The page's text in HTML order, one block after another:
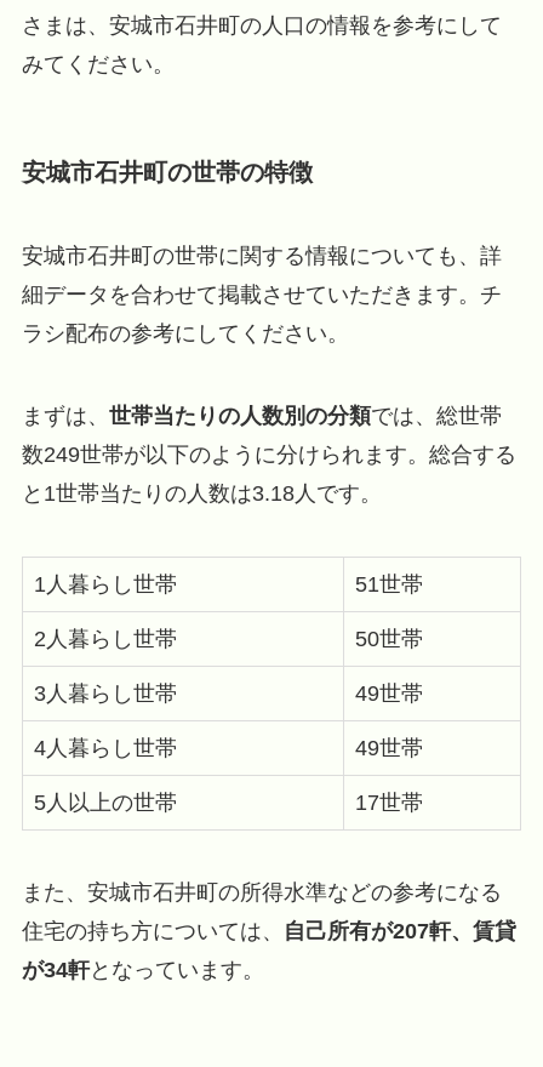
さまは、安城市石井町の人口の情報を参考にして
みてください。
安城市石井町の世帯の特徴
安城市石井町の世帯に関する情報についても、詳
細データを合わせて掲載させていただきます。チ
ラシ配布の参考にしてください。
まずは、 世帯当たりの人数別の分類では、総世帯
数249世帯が以下のように分けられます。総合する
と1世帯当たりの人数は3.18人です。
1人暮らし世帯 51世帯
2人暮らし世帯 50世帯
3人暮らし世帯 49世帯
4人暮らし世帯 49世帯
5人以上の世帯 17世帯
また、安城市石井町の所得水準などの参考になる
住宅の持ち方については、
自己所有が207軒、賃貸
が34軒となっています。